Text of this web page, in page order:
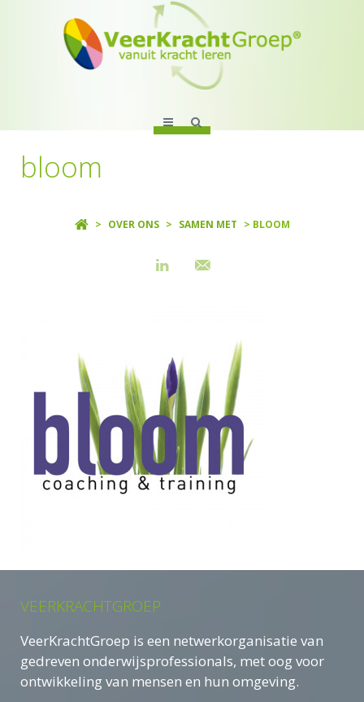
bloom
> OVER ONS > SAMEN MET > BLOOM
VEERKRACHTGROEP
VeerKrachtGroep is een netwerkorganisatie van
gedreven onderwijsprofessionals, met oog voor
ontwikkeling van mensen en hun omgeving.